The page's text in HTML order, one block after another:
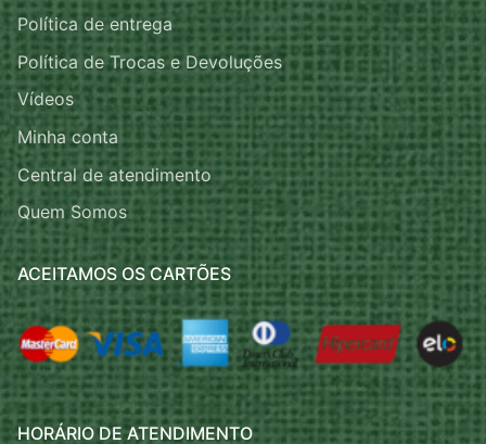
Política de entrega
Política de Trocas e Devoluções
Vídeos
Minha conta
Central de atendimento
Quem Somos
ACEITAMOS OS CARTÕES
HORÁRIO DE ATENDIMENTO